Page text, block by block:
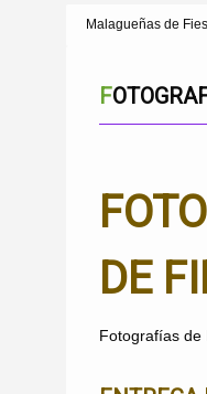
Malagueñas de
DE
Fotografías de